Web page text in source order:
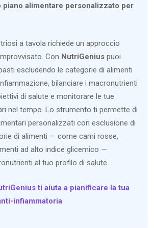
alimentare personalizzato per
a tavola richiede un approccio
Con NutriGenius puoi
escludendo le categorie di alimenti
bilanciare i macronutrienti
di salute e monitorare le tue
nel tempo. Lo strumento ti permette di
personalizzati con esclusione di
di alimenti — come carni rosse,
ad alto indice glicemico —
al tuo profilo di salute.
ti aiuta a pianificare la tua
infiammatoria